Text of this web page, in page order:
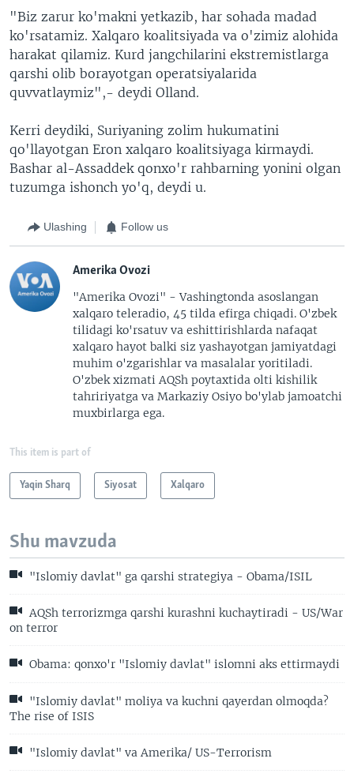
"Biz zarur ko'makni yetkazib, har sohada madad
ko'rsatamiz. Xalqaro koalitsiyada va o'zimiz alohida
harakat qilamiz. Kurd jangchilarini ekstremistlarga
qarshi olib borayotgan operatsiyalarida
quvvatlaymiz",- deydi Olland.
Kerri deydiki, Suriyaning zolim hukumatini
qo'llayotgan Eron xalqaro koalitsiyaga kirmaydi.
Bashar al-Assaddek qonxo'r rahbarning yonini olgan
tuzumga ishonch yo'q, deydi u.
Ulashing Follow us
Amerika Ovozi
"Amerika Ovozi" - Vashingtonda asoslangan
xalqaro teleradio, 45 tilda efirga chiqadi. O'zbek
tilidagi ko'rsatuv va eshittirishlarda nafaqat
xalqaro hayot balki siz yashayotgan jamiyatdagi
muhim o'zgarishlar va masalalar yoritiladi.
O'zbek xizmati AQSh poytaxtida olti kishilik
tahririyatga va Markaziy Osiyo bo'ylab jamoatchi
muxbirlarga ega.
This item is part of
Yaqin Sharq Siyosat Xalqaro
Shu mavzuda
"Islomiy davlat" ga qarshi strategiya - Obama/ISIL
AQSh terrorizmga qarshi kurashni kuchaytiradi - US/War
on terror
Obama: qonxo'r "Islomiy davlat" islomni aks ettirmaydi
"Islomiy davlat" moliya va kuchni qayerdan olmoqda?
The rise of ISIS
"Islomiy davlat" va Amerika/ US-Terrorism